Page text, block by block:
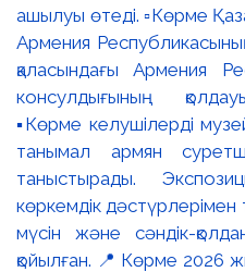
ашылуы өтеді. ▫️Көрме
Армения
қаласындағы Армения
консулдығының
▪️Көрме келушілерді
танымал армян
таныстырады.
көркемдік
мүсін және сәндік-
қойылған. 📍 Көрме 2026